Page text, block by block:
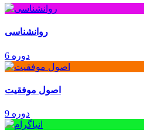
روانشناسی
6 دوره
اصول موفقیت
9 دوره